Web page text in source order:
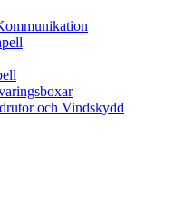
och Vindskydd